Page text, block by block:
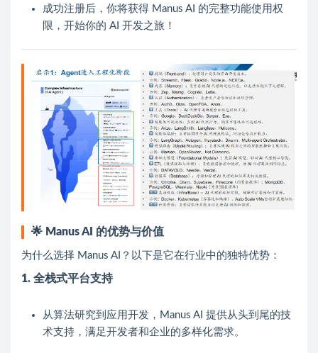
成功注册后，你将获得 Manus AI 的完整功能使用权
限，开始你的 AI 开发之旅！
🌟 Manus AI 的优势与价值
为什么选择 Manus AI？以下是它在行业中的独特优势：
1. 全栈式平台支持
从算法研究到应用开发，Manus AI 提供从头到尾的技
术支持，满足开发者和企业的多样化需求。